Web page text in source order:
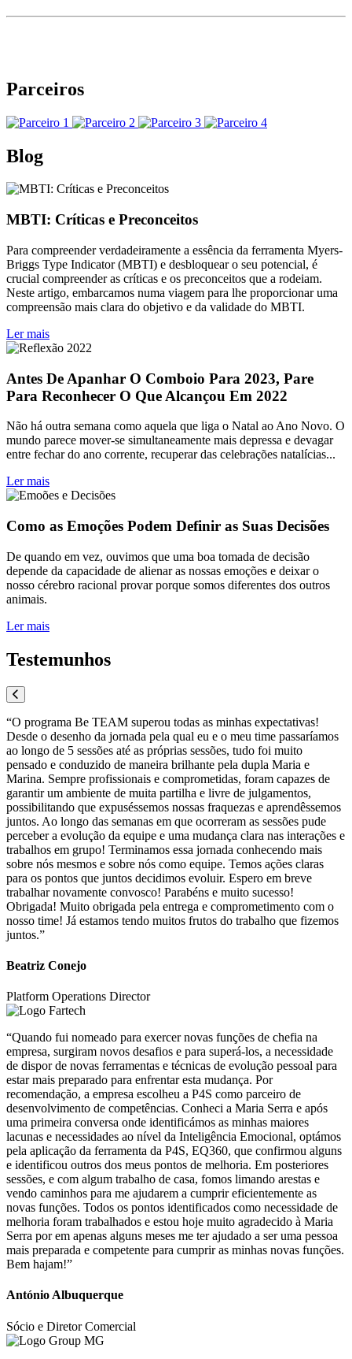
Parceiros
Blog
MBTI: Críticas e Preconceitos
Para compreender verdadeiramente a essência da ferramenta Myers-
Briggs Type Indicator (MBTI) e desbloquear o seu potencial, é
crucial compreender as críticas e os preconceitos que a rodeiam.
Neste artigo, embarcamos numa viagem para lhe proporcionar uma
compreensão mais clara do objetivo e da validade do MBTI.
Ler mais
Antes De Apanhar O Comboio Para 2023, Pare
Para Reconhecer O Que Alcançou Em 2022
Não há outra semana como aquela que liga o Natal ao Ano Novo. O
mundo parece mover-se simultaneamente mais depressa e devagar
entre fechar do ano corrente, recuperar das celebrações natalícias...
Ler mais
Como as Emoções Podem Definir as Suas Decisões
De quando em vez, ouvimos que uma boa tomada de decisão
depende da capacidade de alienar as nossas emoções e deixar o
nosso cérebro racional provar porque somos diferentes dos outros
animais.
Ler mais
Testemunhos
“O programa Be TEAM superou todas as minhas expectativas!
Desde o desenho da jornada pela qual eu e o meu time passaríamos
ao longo de 5 sessões até as próprias sessões, tudo foi muito
pensado e conduzido de maneira brilhante pela dupla Maria e
Marina. Sempre profissionais e comprometidas, foram capazes de
garantir um ambiente de muita partilha e livre de julgamentos,
possibilitando que expuséssemos nossas fraquezas e aprendêssemos
juntos. Ao longo das semanas em que ocorreram as sessões pude
perceber a evolução da equipe e uma mudança clara nas interações e
trabalhos em grupo! Terminamos essa jornada conhecendo mais
sobre nós mesmos e sobre nós como equipe. Temos ações claras
para os pontos que juntos decidimos evoluir. Espero em breve
trabalhar novamente convosco! Parabéns e muito sucesso!
Obrigada! Muito obrigada pela entrega e comprometimento com o
nosso time! Já estamos tendo muitos frutos do trabalho que fizemos
juntos.”
Beatriz Conejo
Platform Operations Director
“Quando fui nomeado para exercer novas funções de chefia na
empresa, surgiram novos desafios e para superá-los, a necessidade
de dispor de novas ferramentas e técnicas de evolução pessoal para
estar mais preparado para enfrentar esta mudança. Por
recomendação, a empresa escolheu a P4S como parceiro de
desenvolvimento de competências. Conheci a Maria Serra e após
uma primeira conversa onde identificámos as minhas maiores
lacunas e necessidades ao nível da Inteligência Emocional, optámos
pela aplicação da ferramenta da P4S, EQ360, que confirmou alguns
e identificou outros dos meus pontos de melhoria. Em posteriores
sessões, e com algum trabalho de casa, fomos limando arestas e
vendo caminhos para me ajudarem a cumprir eficientemente as
novas funções. Todos os pontos identificados como necessidade de
melhoria foram trabalhados e estou hoje muito agradecido à Maria
Serra por em apenas alguns meses me ter ajudado a ser uma pessoa
mais preparada e competente para cumprir as minhas novas funções.
Bem hajam!”
António Albuquerque
Sócio e Diretor Comercial